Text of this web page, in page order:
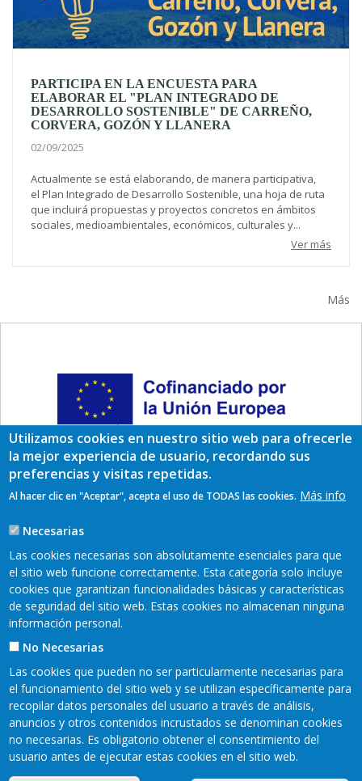
PARTICIPA EN LA ENCUESTA PARA
ELABORAR EL "PLAN INTEGRADO DE
DESARROLLO SOSTENIBLE" DE CARREÑO,
CORVERA, GOZÓN Y LLANERA
02/09/2025
Actualmente se está elaborando, de manera participativa,
el Plan Integrado de Desarrollo Sostenible, una hoja de ruta
que incluirá propuestas y proyectos concretos en ámbitos
sociales, medioambientales, económicos, culturales y...
Ver más
Más
Encuéntranos en redes sociales:
Pie
Mapa web
Aviso legal
Política de privacidad
Cookies
Utilizamos cookies en nuestro sitio web para ofrecerle
la mejor experiencia de usuario, recordando sus
preferencias y visitas repetidas.
Al hacer clic en "Aceptar", acepta el uso de TODAS las cookies. Más info
Necesarias
Las cookies necesarias son absolutamente esenciales para que
el sitio web funcione correctamente. Esta categoría solo incluye
cookies que garantizan funcionalidades básicas y características
de seguridad del sitio web. Estas cookies no almacenan ninguna
información personal.
No Necesarias
Las cookies que pueden no ser particularmente necesarias para
el funcionamiento del sitio web y se utilizan específicamente para
recopilar datos personales del usuario a través de análisis,
anuncios y otros contenidos incrustados se denominan cookies
no necesarias. Es obligatorio obtener el consentimiento del
usuario antes de ejecutar estas cookies en el sitio web.